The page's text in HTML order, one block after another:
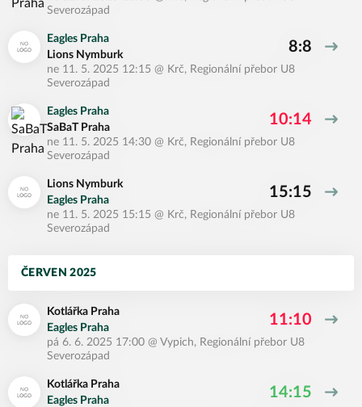
Severozápad
Eagles Praha
Lions Nymburk
8:8
ne 11. 5. 2025 12:15 @ Krč, Regionální přebor U8
Severozápad
Eagles Praha
SaBaT Praha
10:14
ne 11. 5. 2025 14:30 @ Krč, Regionální přebor U8
Severozápad
Lions Nymburk
Eagles Praha
15:15
ne 11. 5. 2025 15:15 @ Krč, Regionální přebor U8
Severozápad
ČERVEN 2025
Kotlářka Praha
Eagles Praha
11:10
pá 6. 6. 2025 17:00 @ Vypich, Regionální přebor U8
Severozápad
Kotlářka Praha
Eagles Praha
14:15